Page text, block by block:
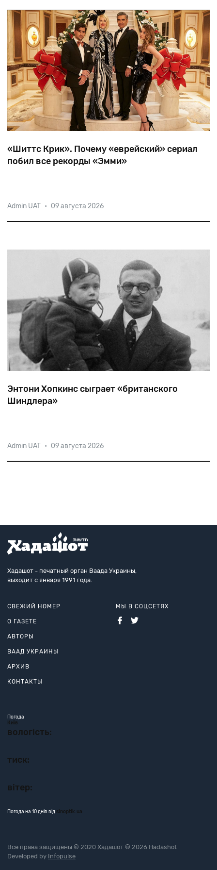
«Шиттс Крик». Почему «еврейский» сериал
побил все рекорды «Эмми»
получил семь статуэток телевизионного аналога
«Оскара», причем, впервые в истории сериал
Admin UAT • 09 августа 2026
Энтони Хопкинс сыграет «британского
Шиндлера»
еврейских детей из оккупированной немцами
Чехословакии. Он скончался на 107-м году жизни, а
Admin UAT • 09 августа 2026
Хадашот - печатный орган Ваада Украины,
выходит с января 1991 года.
СВЕЖИЙ НОМЕР
О ГАЗЕТЕ
АВТОРЫ
ВААД УКРАИНЫ
АРХИВ
КОНТАКТЫ
МЫ В СОЦСЕТЯХ
Погода
Київ
вологість:
тиск:
вітер:
Погода на 10 днів від sinoptik.ua
Все права защищены © 2020 Хадашот © 2026 Hadashot
Developed by Infopulse